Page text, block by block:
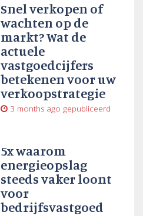
Snel verkopen of
wachten op de
markt? Wat de
actuele
vastgoedcijfers
betekenen voor uw
verkoopstrategie
3 months ago gepubliceerd
5x waarom
energieopslag
steeds vaker loont
voor
bedrijfsvastgoed